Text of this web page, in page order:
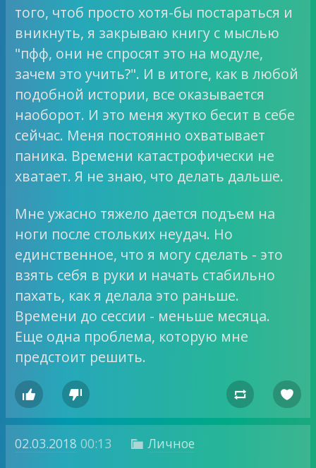
того, чтоб просто хотя-бы постараться и
вникнуть, я закрываю книгу с мыслью
"пфф, они не спросят это на модуле,
зачем это учить?". И в итоге, как в любой
подобной истории, все оказывается
наоборот. И это меня жутко бесит в себе
сейчас. Меня постоянно охватывает
паника. Времени катастрофически не
хватает. Я не знаю, что делать дальше.
Мне ужасно тяжело дается подъем на
ноги после стольких неудач. Но
единственное, что я могу сделать - это
взять себя в руки и начать стабильно
пахать, как я делала это раньше.
Времени до сессии - меньше месяца.
Еще одна проблема, которую мне
предстоит решить.
   
02.03.2018 00:13  Личное